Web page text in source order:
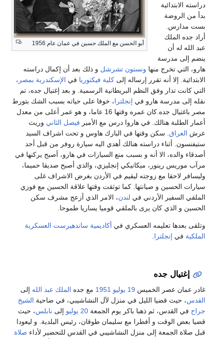
أبو الحسن مع الملك حسين في عمان عام 1956
دراسته الابتدائية
بدأ من الروضة
بست مدارس.
أراد جده الملك
عبد الله له أن
ينضم إلى مدرسة
هارو، التي تخرج منها ونستون تشرشل و ذلك بعد أن إكمال دراسته
الابتدائية. إلا أنه تقرر إرساله إلى كلية فيكتوريا في الإسكندرية بمصر ،
التي كانت تدار وفق النظم البريطانية الرسمية. و بعد إغتيال جده، تم
نقله إلى مدرسة هارو في إنجلترا، خوفا على حياته بسبب الشك بتورط
مصر باغتيال جده.كان عمره وقتها 16 عاما، و هو عمر أعلى من معدل
أعمار الطلبة هنالك. في هاروا درس مع الأمير فيصل الثاني وريث
عرش العراق . سكن وقتها في البارك هاوس و تحت اشراف السيد
ستيفنسون. أثناء دراسته هنالك أهدي اليه سيارة روفر من قبل أحد
أصدقاء والده، الا أنه و بسبب منع السيارات في هارو، أصبح يركنها في
مرآب موريس رينور، ميكانيكي إنجليزي، والذي أصبح صديقا حميما،
وليسافر لاحقا مع زوجته ليقيم في الأردن بغرض الاشراف غلى
سيارات الحسين و صيانتها. كما توثقت وقتها علاقة الحسين مع فوزي
الملقي السفير الأردني في لندن، الامر الذي أزعج مشرف سكن
الحسين و الذي كان يرى بالملقي قوميا يساريا طموحا.
وتلقى بعدها تعليمه العسكري في أكاديمية ساندهيرست العسكرية
الملكية في إنجلترا
إغتيال جده
غادر عمان عصر الخميس 19 يوليو 1951 مع جده الملك عبد الله إلى
القدس، حيث قضيا الليل في منزل لآل النشاشيبي، في ضاحية الشيخ
جراح في القدس، ثم ذهبا باكر يوم الجمعة 20 يوليو إلى نابلس، حيث
قضيا بعض الوقت و أفطرا مع سليمان طوقان، رئيس البلدية. و ليعودا
قبل صلاة الجمعة إلى منزل النشاشيبي في القدس للتحضير لأداء صلاة